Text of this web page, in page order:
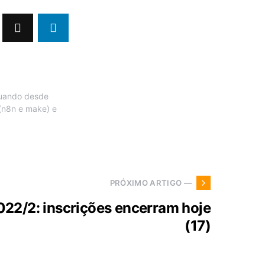
desde
e make) e
PRÓXIMO ARTIGO —
2: inscrições encerram hoje
(17)